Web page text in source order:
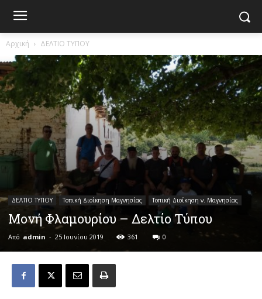
Αρχική ΔΕΛΤΙΟ ΤΥΠΟΥ
ΔΕΛΤΙΟ ΤΥΠΟΥ Τοπική Διοίκηση Μαγνησίας Τοπική Διοίκηση ν. Μαγνησίας
Μονή Φλαμουρίου – Δελτίο Τύπου
Από admin - 25 Ιουνίου 2019 361 0